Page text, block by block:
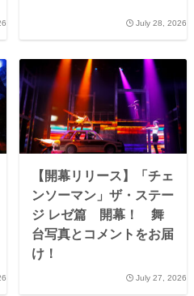
July 28, 2026
【開幕リリース】「チェ
ンソーマン」ザ・ステー
ジ レゼ篇 開幕！ 舞
台写真とコメントをお届
け！
July 27, 2026